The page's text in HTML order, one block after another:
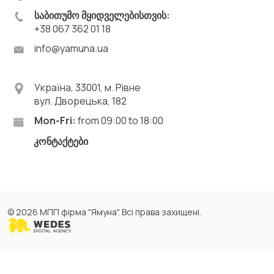
საბითუმო მყიდველებისთვის:
+38 067 362 01 18
info@yamuna.ua
Україна, 33001, м. Рівне
вул. Дворецька, 182
Mon-Fri: from 09:00 to 18:00
კონტაქტები
© 2026 МПП фірма "Ямуна". Всі права захищені.